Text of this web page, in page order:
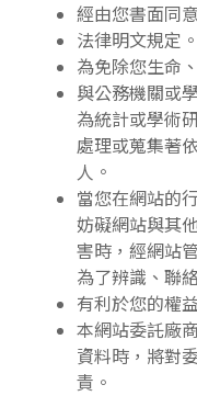
經由您書面同
法律明文規定。
為免除您生命
與公務機關或
為統計或學術
處理或蒐集著
人。
當您在網站的
妨礙網站與其
害時，經網站
為了辨識、聯
有利於您的權
本網站委託廠
資料時，將對
責。